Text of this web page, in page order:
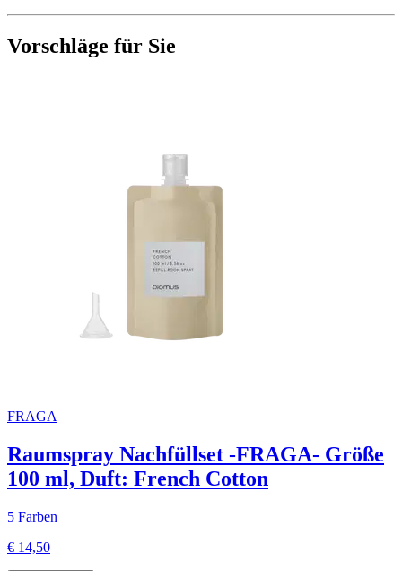
Vorschläge für Sie
FRAGA
Raumspray Nachfüllset -FRAGA- Größe
100 ml, Duft: French Cotton
5 Farben
€ 14,50